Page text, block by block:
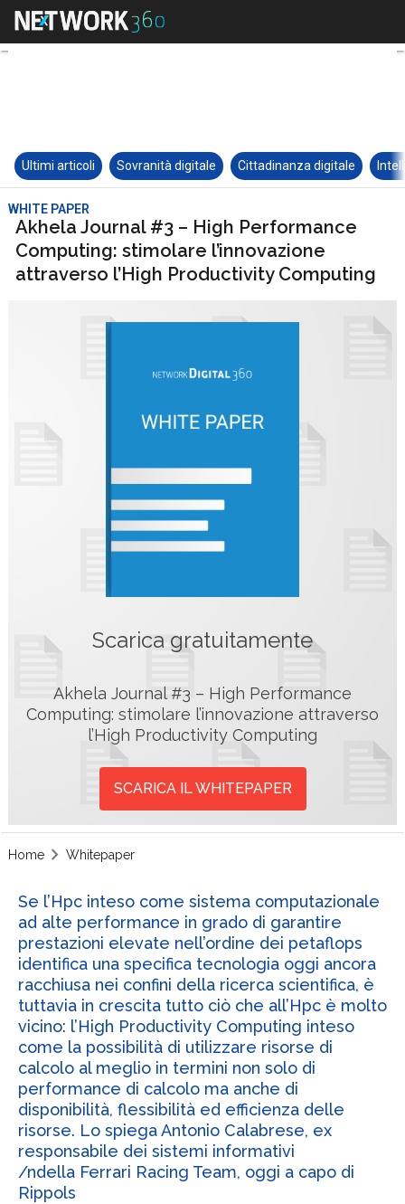
Ultimi articoli Sovranità digitale Cittadinanza digitale
WHITE PAPER
Akhela Journal #3 – High Performance
Computing: stimolare l’innovazione
attraverso l’High Productivity Computing
Scarica gratuitamente
Akhela Journal #3 – High Performance
Computing: stimolare l’innovazione attraverso
l’High Productivity Computing
SCARICA IL WHITEPAPER
Home Whitepaper
Se l’Hpc inteso come sistema computazionale
ad alte performance in grado di garantire
prestazioni elevate nell’ordine dei petaflops
identifica una specifica tecnologia oggi ancora
racchiusa nei confini della ricerca scientifica, è
tuttavia in crescita tutto ciò che all’Hpc è molto
vicino: l’High Productivity Computing inteso
come la possibilità di utilizzare risorse di
calcolo al meglio in termini non solo di
performance di calcolo ma anche di
disponibilità, flessibilità ed efficienza delle
risorse. Lo spiega Antonio Calabrese, ex
responsabile dei sistemi informativi
/ndella Ferrari Racing Team, oggi a capo di
Rippols